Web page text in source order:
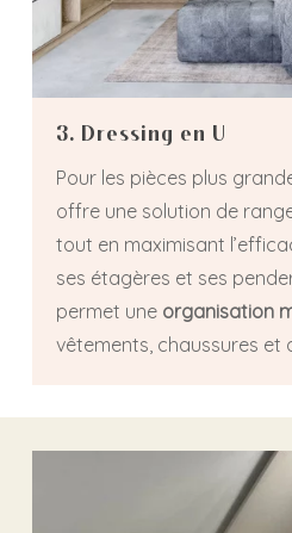
3. Dressing en U
Pour les pièces plus
offre une solution de
tout en maximisant
ses étagères et ses
permet une organisation
vêtements, chaussures et